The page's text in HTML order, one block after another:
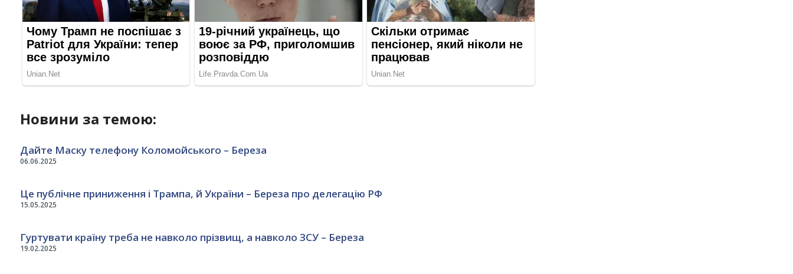
Новини за темою:
06.06.2025
Дайте Маску телефону Коломойського – Береза
15.05.2025
Це публічне приниження і Трампа, й України – Береза ​​про делегацію РФ
19.02.2025
Гуртувати країну треба не навколо прізвищ, а навколо ЗСУ – Береза